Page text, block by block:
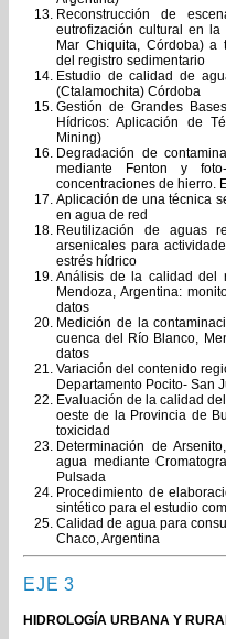
Reconstrucción de
eutrofización cultural en
Mar Chiquita, Córdoba) a
del registro sedimentario
Estudio de calidad de
(Ctalamochita) Córdoba
Gestión de Grandes
Hídricos: Aplicación de
Mining)
Degradación de
mediante Fenton y
concentraciones de hierro.
Aplicación de una técnica
en agua de red
Reutilización de aguas
arsenicales para
estrés hídrico
Análisis de la calidad del
Mendoza, Argentina:
datos
Medición de la
cuenca del Río Blanco,
datos
Variación del contenido
Departamento Pocito- San
Evaluación de la calidad
oeste de la Provincia de
toxicidad
Determinación de
agua mediante
Pulsada
Procedimiento de
sintético para el estudio
Calidad de agua para
Chaco, Argentina
EJE 3
HIDROLOGÍA URBANA Y